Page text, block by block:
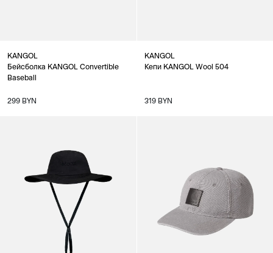
KANGOL
Бейсболка KANGOL Convertible
Baseball
299 BYN
KANGOL
Кепи KANGOL Wool 504
319 BYN